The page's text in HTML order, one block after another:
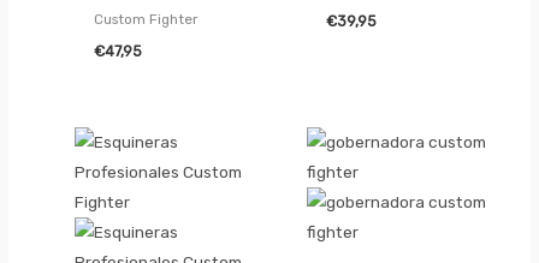
Custom Fighter
€47,95
€39,95